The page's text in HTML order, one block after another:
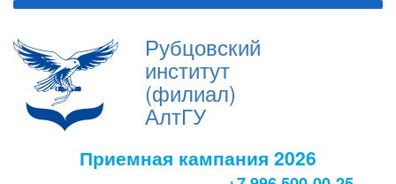
Рубцовский
институт
(филиал)
АлтГУ
Приемная кампания 2026